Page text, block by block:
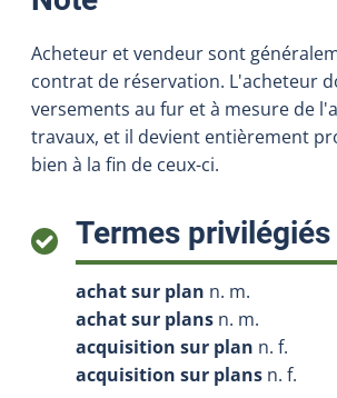
Acheteur et vendeur sont
contrat de réservation. L'acheteur
versements au fur et à mesure de
travaux, et il devient entièrement
bien à la fin de ceux-ci.
Termes privilégiés:
achat sur plan n. m.
achat sur plans n. m.
acquisition sur plan n. f.
acquisition sur plans n. f.